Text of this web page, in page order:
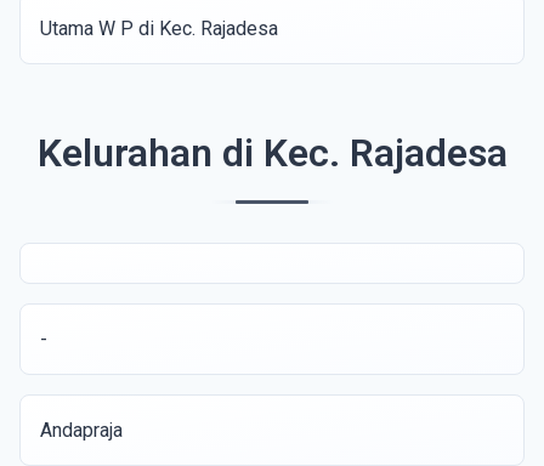
Utama W P di Kec. Rajadesa
Kelurahan di Kec. Rajadesa
-
Andapraja